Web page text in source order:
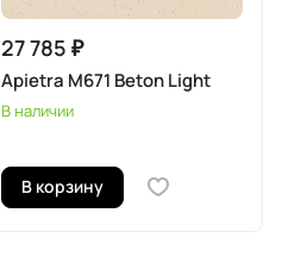
27 785 ₽
Apietra M671 Beton Light
В наличии
В корзину